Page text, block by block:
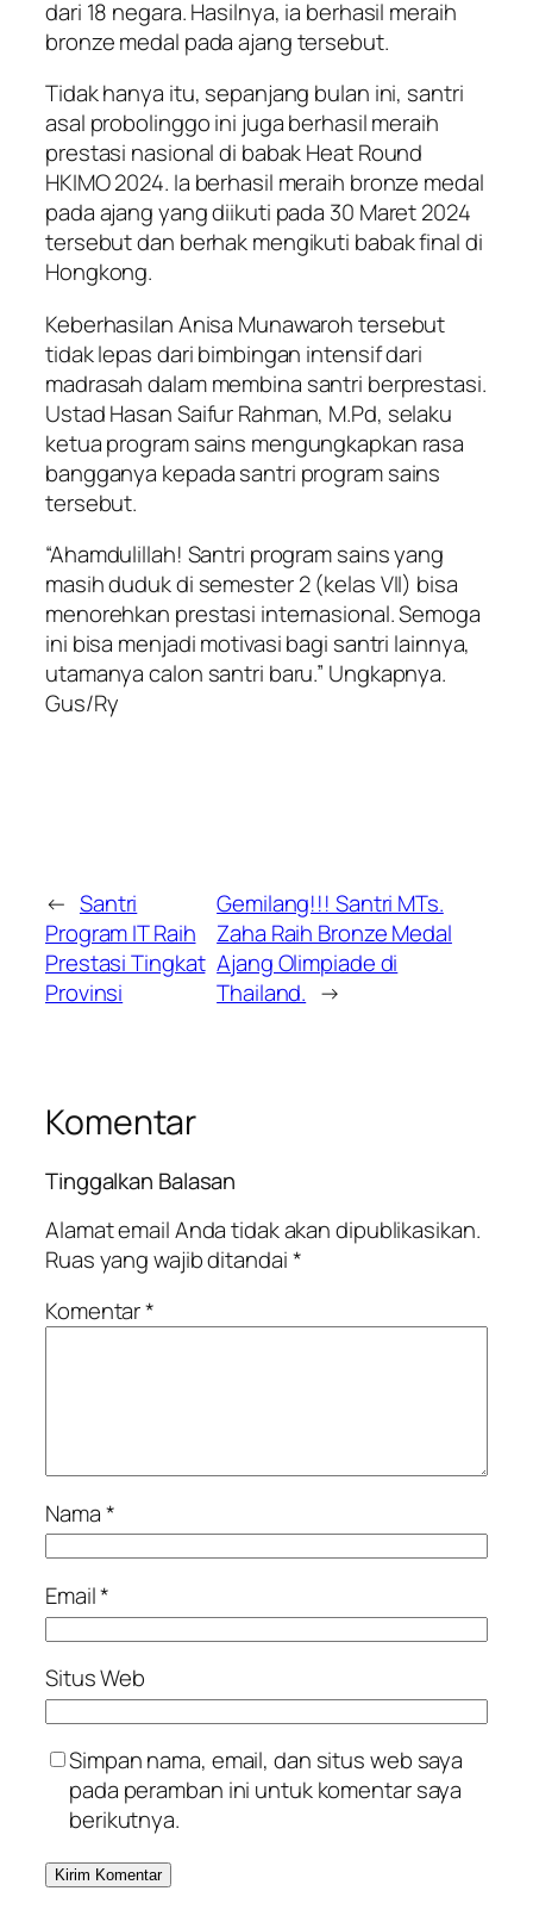
dari 18 negara. Hasilnya, ia berhasil meraih
bronze medal pada ajang tersebut.
Tidak hanya itu, sepanjang bulan ini, santri
asal probolinggo ini juga berhasil meraih
prestasi nasional di babak Heat Round
HKIMO 2024. Ia berhasil meraih bronze medal
pada ajang yang diikuti pada 30 Maret 2024
tersebut dan berhak mengikuti babak final di
Hongkong.
Keberhasilan Anisa Munawaroh tersebut
tidak lepas dari bimbingan intensif dari
madrasah dalam membina santri berprestasi.
Ustad Hasan Saifur Rahman, M.Pd, selaku
ketua program sains mengungkapkan rasa
bangganya kepada santri program sains
tersebut.
“Ahamdulillah! Santri program sains yang
masih duduk di semester 2 (kelas VII) bisa
menorehkan prestasi internasional. Semoga
ini bisa menjadi motivasi bagi santri lainnya,
utamanya calon santri baru.” Ungkapnya.
Gus/Ry
← Santri
Program IT Raih
Prestasi Tingkat
Provinsi
Gemilang!!! Santri MTs.
Zaha Raih Bronze Medal
Ajang Olimpiade di
Thailand. →
Komentar
Tinggalkan Balasan
Alamat email Anda tidak akan dipublikasikan.
Ruas yang wajib ditandai*
Komentar*
Nama*
Email*
Situs Web
Simpan nama, email, dan situs web saya
pada peramban ini untuk komentar saya
berikutnya.